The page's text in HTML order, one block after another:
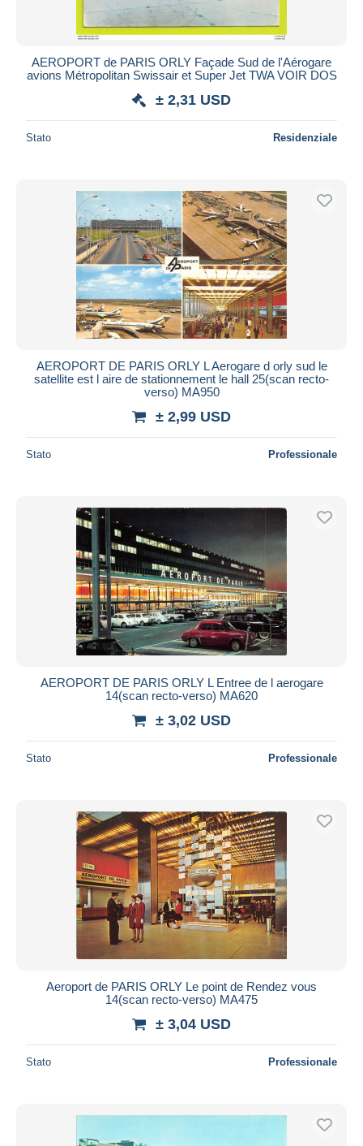
AEROPORT de PARIS ORLY Façade Sud de l'Aérogare
avions Métropolitan Swissair et Super Jet TWA VOIR DOS
± 2,31 USD
Stato Residenziale
AEROPORT DE PARIS ORLY L Aerogare d orly sud le
satellite est l aire de stationnement le hall 25(scan recto-
verso) MA950
± 2,99 USD
Stato Professionale
AEROPORT DE PARIS ORLY L Entree de l aerogare
14(scan recto-verso) MA620
± 3,02 USD
Stato Professionale
Aeroport de PARIS ORLY Le point de Rendez vous
14(scan recto-verso) MA475
± 3,04 USD
Stato Professionale